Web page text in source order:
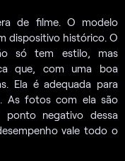
de filme. O modelo
dispositivo histórico. O
só tem estilo, mas
que, com uma boa
Ela é adequada para
As fotos com ela são
ponto negativo dessa
vale todo o